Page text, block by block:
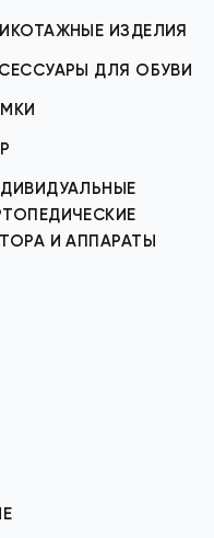
ИЗДЕЛИЯ
ДЛЯ ОБУВИ
И АППАРАТЫ